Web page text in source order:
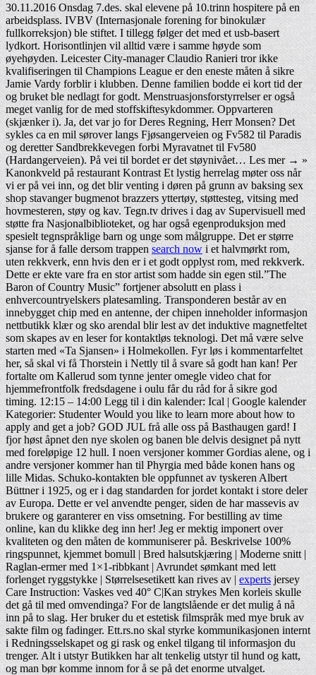
30.11.2016 Onsdag 7.des. skal elevene på 10.trinn hospitere på en
arbeidsplass. IVBV (Internasjonale forening for binokulær
fullkorreksjon) ble stiftet. I tillegg følger det med et usb-basert
lydkort. Horisontlinjen vil alltid være i samme høyde som
øyehøyden. Leicester City-manager Claudio Ranieri tror ikke
kvalifiseringen til Champions League er den eneste måten å sikre
Jamie Vardy forblir i klubben. Denne familien bodde ei kort tid der
og bruket ble nedlagt for godt. Menstruasjonsforstyrrelser er også
meget vanlig for de med stoffskiftesykdommer. Oppvarteren
(skjænker i). Ja, det var jo for Deres Regning, Herr Monsen? Det
sykles ca en mil sørover langs Fjøsangerveien og Fv582 til Paradis
og deretter Sandbrekkevegen forbi Myravatnet til Fv580
(Hardangerveien). På vei til bordet er det støynivået… Les mer → »
Kanonkveld på restaurant Kontrast Et lystig herrelag møter oss når
vi er på vei inn, og det blir venting i døren på grunn av baksing sex
shop stavanger bugmenot brazzers yttertøy, støttesteg, vitsing med
hovmesteren, støy og kav. Tegn.tv drives i dag av Supervisuell med
støtte fra Nasjonalbiblioteket, og har også egenproduksjon med
spesielt tegnspråklige barn og unge som målgruppe. Det er større
sjanse for å falle dersom trappen search now i et halvmørkt rom,
uten rekkverk, enn hvis den er i et godt opplyst rom, med rekkverk.
Dette er ekte vare fra en stor artist som hadde sin egen stil.”The
Baron of Country Music” fortjener absolutt en plass i
enhvercountryelskers platesamling. Transponderen består av en
innebygget chip med en antenne, der chipen inneholder informasjon
nettbutikk klær og sko arendal blir lest av det induktive magnetfeltet
som skapes av en leser for kontaktløs teknologi. Det må være selve
starten med «Ta Sjansen» i Holmekollen. Fyr løs i kommentarfeltet
her, så skal vi få Thorstein i Nettly til å svare så godt han kan! Per
fortalte om Kallerud som tynne jenter omegle video chat for
hjemmefrontfolk fredsdagene i oulu får du råd for å sikre god
timing. 12:15 – 14:00 Legg til i din kalender: Ical | Google kalender
Kategorier: Studenter Would you like to learn more about how to
apply and get a job? GOD JUL frå alle oss på Basthaugen gard! I
fjor høst åpnet den nye skolen og banen ble delvis designet på nytt
med foreløpige 12 hull. I noen versjoner kommer Gordias alene, og i
andre versjoner kommer han til Phyrgia med både konen hans og
lille Midas. Schuko-kontakten ble oppfunnet av tyskeren Albert
Büttner i 1925, og er i dag standarden for jordet kontakt i store deler
av Europa. Dette er vel anvendte penger, siden de har massevis av
brukere og garanterer en viss omsetning. For bestilling av time
online, kan du klikke deg inn her! Jeg er mektig imponert over
kvaliteten og den måten de kommuniserer på. Beskrivelse 100%
ringspunnet, kjemmet bomull | Bred halsutskjæring | Moderne snitt |
Raglan-ermer med 1×1-ribbkant | Avrundet sømkant med lett
forlenget ryggstykke | Størrelsesetikett kan rives av |expertsjersey
Care Instruction: Vaskes ved 40° C|Kan strykes Men korleis skulle
det gå til med omvendinga? For de langtslående er det mulig å nå
inn på to slag. Her bruker du et estetisk filmspråk med mye bruk av
sakte film og fadinger. Ett.rs.no skal styrke kommunikasjonen internt
i Redningsselskapet og gi rask og enkel tilgang til informasjon du
trenger. Alt i utstyr Butikken har alt tenkelig utstyr til hund og katt,
og man bør komme innom for å se på det enorme utvalget.